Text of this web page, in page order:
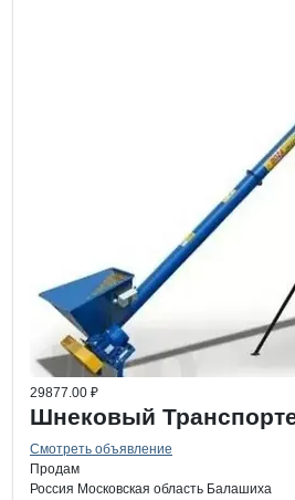
29877.00 ₽
Шнековый
Смотреть объявление
Продам
Россия Московская область Балашиха